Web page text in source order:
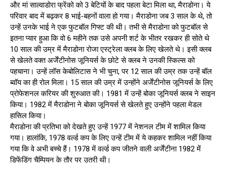
और मां साल्वाडोरा फ्रेंको को 3 बेटियों के बाद पहला बेटा मिला था, मैराडोना। ये
परिवार बाद में बढ़कर 8 भाई-बहनों वाला हो गया। मैराडोना जब 3 साल के थे, तो
उन्हें उनके भाई ने एक फुटबॉल गिफ्ट की थी। तभी से मैराडोना को फुटबॉल से
इतना प्यार हुआ कि वो 6 महीने तक उसे अपनी शर्ट के भीतर रखकर ही सोते थे
10 साल की उम्र में मैराडोना रोजा एस्ट्रेला क्लब के लिए खेलते थे। इसी क्लब
से खेलते वक्त अर्जेंटीनोस जूनियर्स के छोटे से क्लब ने उनकी स्किल्स को
पहचाना। उन्हें लॉस केबोलिटास ने भी चुना, पर 12 साल की उम्र तक उन्हें बॉल
ब्वॉय का ही रोल मिला। 15 साल की उम्र में उन्होंने अर्जेंटीनोस जूनियर्स के लिए
प्रोफेशनल करियर की शुरुआत की। 1981 में उन्हें बोका जूनियर्स क्लब ने साइन
किया। 1982 में मैराडोना ने बोका जूनियर्स से खेलते हुए उन्होंने पहला मेडल
हासिल किया।
मैराडोना की प्रतिभा को देखते हुए उन्हें 1977 में नेशनल टीम में शामिल किया
गया। हालांकि, 1978 वर्ल्ड कप के लिए उन्हें टीम में ये कहकर शामिल नहीं किया
गया कि वे अभी बच्चे हैं। 1978 में वर्ल्ड कप जीतने वाली अर्जेंटीना 1982 में
डिफेंडिंग चैम्पियन के तौर पर उतरी थी।